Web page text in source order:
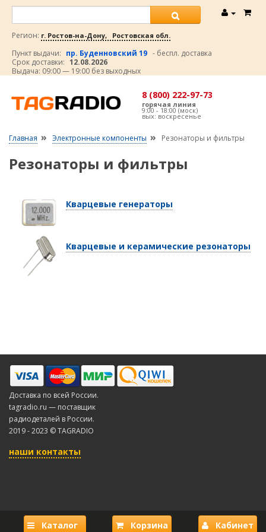
Регион: г. Ростов-на-Дону, Ростовская обл.
Пункт выдачи: пр. Буденновский 19 - беспл. доставка
Срок доставки: 12.08.2026
Выдача: 09:00 — 19:00 без выходных
8 (800) 222-97-73
горячая линия
9:00 - 18:00 (моск)
вых: воскресенье
Каталог Корзина Кабинет
Главная » Электронные компоненты » Резонаторы и фильтры
Резонаторы и фильтры
Кварцевые генераторы
Кварцевые и керамические резонаторы
Доставка по всей России.
tagradio.ru — поставщик
радиодеталей в России.
2019 - 2023 © TAGRADIO
наши контакты